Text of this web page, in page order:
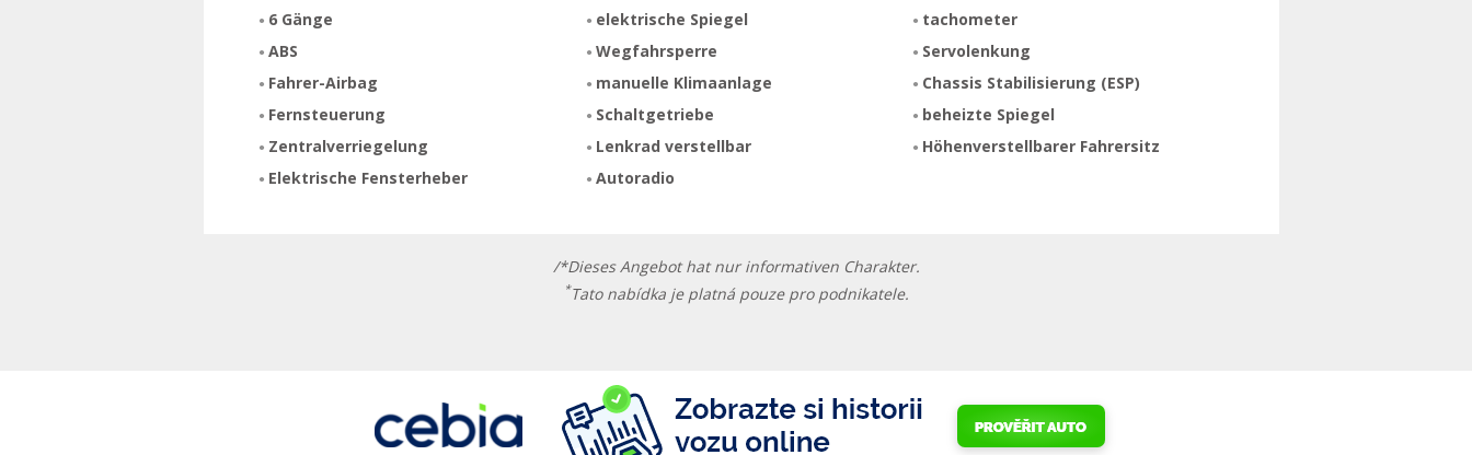
6 Gänge
ABS
Fahrer-Airbag
Fernsteuerung
Zentralverriegelung
Elektrische Fensterheber
elektrische Spiegel
Wegfahrsperre
manuelle Klimaanlage
Schaltgetriebe
Lenkrad verstellbar
Autoradio
tachometer
Servolenkung
Chassis Stabilisierung (ESP)
beheizte Spiegel
Höhenverstellbarer Fahrersitz
/*Dieses Angebot hat nur informativen Charakter.
*Tato nabídka je platná pouze pro podnikatele.